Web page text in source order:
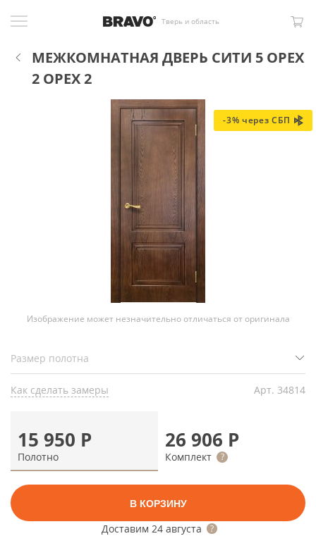
Тверь и область
МЕЖКОМНАТНАЯ ДВЕРЬ СИТИ 5 ОРЕХ
2 ОРЕХ 2
-3% через СБП
Изображение может незначительно отличаться от оригинала
Как сделать замеры Арт. 34814
15 950 Р
Полотно
26 906 Р
Комплект
В КОРЗИНУ
Доставим 24 августа